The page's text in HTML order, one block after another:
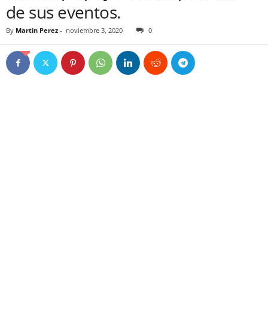
de sus eventos.
By Martin Perez - noviembre 3, 2020 0